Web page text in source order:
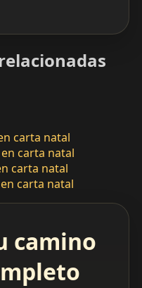
carta natal
carta natal
carta natal
carta natal
camino